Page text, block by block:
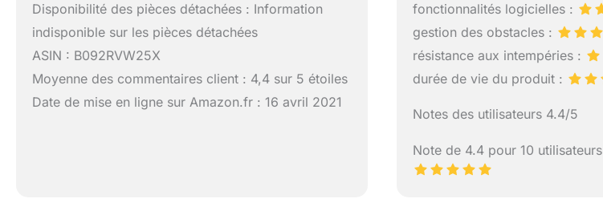
Disponibilité des pièces détachées : Information
indisponible sur les pièces détachées
ASIN : B092RVW25X
Moyenne des commentaires client : 4,4 sur 5 étoiles
Date de mise en ligne sur Amazon.fr : 16 avril 2021
fonctionnalités logicielles :
gestion des obstacles :
résistance aux intempéries :
durée de vie du produit :
Notes des utilisateurs 4.4/5
Note de 4.4 pour 10 utilisateurs